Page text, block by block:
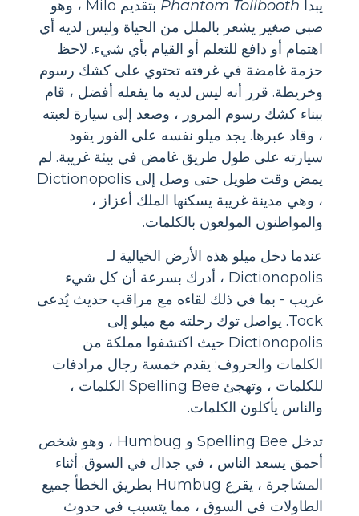
يبدأ Phantom Tollbooth
بتقديم Milo ، وهو
صبي صغير يشعر بالملل من الحياة وليس لديه أي
اهتمام أو دافع للتعلم أو القيام بأي شيء. لاحظ
حزمة غامضة في غرفته تحتوي على كشك رسوم
وخريطة. قرر أنه ليس لديه ما يفعله أفضل ، قام
ببناء كشك رسوم المرور ، وصعد إلى سيارة لعبته
، وقاد عبرها. يجد ميلو نفسه على الفور يقود
سيارته على طول طريق غامض في بيئة غريبة. لم
يمض وقت طويل حتى وصل إلى Dictionopolis
، وهي مدينة غريبة يسكنها الملك أعزاز ،
والمواطنون المولعون بالكلمات.
عندما دخل ميلو هذه الأرض الخيالية لـ
Dictionopolis ، أدرك بسرعة أن كل شيء
غريب - بما في ذلك لقاءه مع مراقب حديث يُدعى
Tock. يواصل توك رحلته مع ميلو إلى
Dictionopolis حيث اكتشفوا مملكة من
الكلمات والحروف: يقدم خمسة رجال مرادفات
للكلمات ، وتهجئ Spelling Bee الكلمات ،
والناس يأكلون الكلمات.
تدخل Spelling Bee و Humbug ، وهو شخص
أحمق يسعد الناس ، في جدال في السوق. أثناء
المشاجرة ، يقرع Humbug بطريق الخطأ جميع
الطاولات في السوق ، مما يتسبب في حدوث